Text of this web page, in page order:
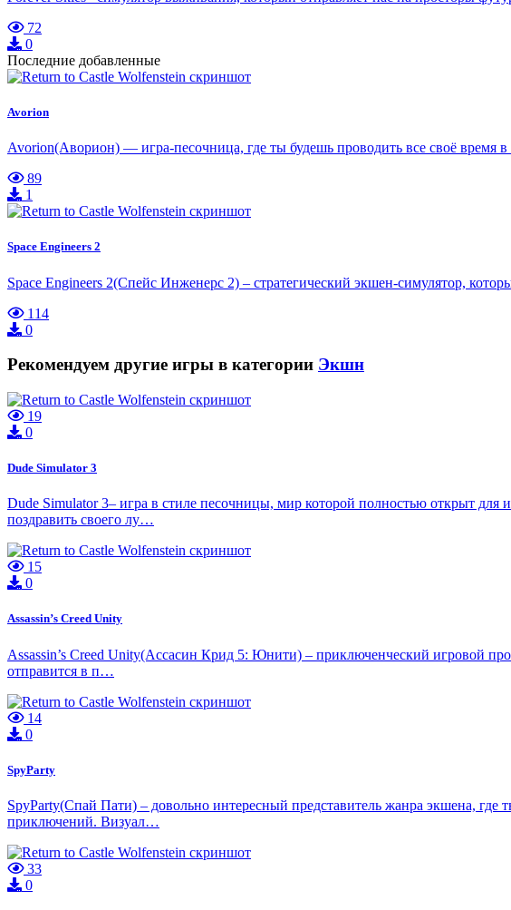
72
0
Последние добавленные
Avorion
Avorion(Аворион) — игра-песочница, где ты будешь проводить все своё время
89
1
Space Engineers 2
Space Engineers 2(Спейс Инженерс 2) – стратегический экшен-симулятор,
114
0
Рекомендуем другие игры в категории Экшн
19
0
Dude Simulator 3
Dude Simulator 3– игра в стиле песочницы, мир которой полностью открыт для
поздравить своего лу…
15
0
Assassin’s Creed Unity
Assassin’s Creed Unity(Ассасин Крид 5: Юнити) – приключенческий игровой
отправится в п…
14
0
SpyParty
SpyParty(Спай Пати) – довольно интересный представитель жанра экшена,
приключений. Визуал…
33
0